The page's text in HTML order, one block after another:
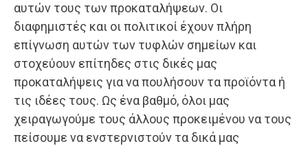
αυτών τους των προκαταλήψεων. Οι
διαφημιστές και οι πολιτικοί έχουν πλήρη
επίγνωση αυτών των τυφλών σημείων και
στοχεύουν επίτηδες στις δικές μας
προκαταλήψεις για να πουλήσουν τα προϊόντα ή
τις ιδέες τους. Ως ένα βαθμό, όλοι μας
χειραγωγούμε τους άλλους προκειμένου να τους
πείσουμε να ενστερνιστούν τα δικά μας